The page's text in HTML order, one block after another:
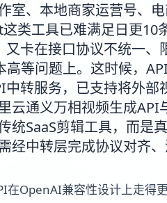
室、本地商家运营号、
类工具已难满足日更10
卡在接口协议不统一
高等问题上。这时候，
转服务，已支持将外部
云通义万相视频生成
SaaS剪辑工具，而是
经中转层完成协议对齐、
在OpenAI兼容性设计上走